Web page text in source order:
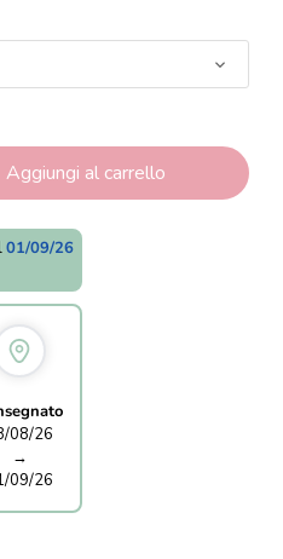
Aggiungi al carrello
01/09/26
08/26
→
09/26